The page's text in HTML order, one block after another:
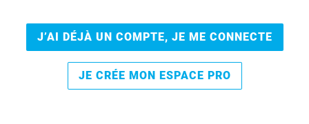
J’AI DÉJÀ UN COMPTE, JE ME CONNECTE
JE CRÉE MON ESPACE PRO